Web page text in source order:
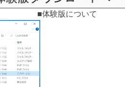
■体験版について